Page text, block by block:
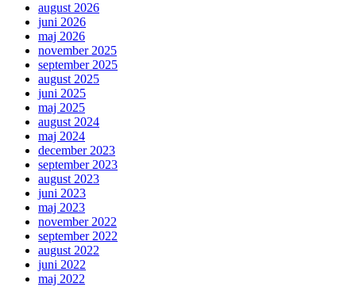
august 2026
juni 2026
maj 2026
november 2025
september 2025
august 2025
juni 2025
maj 2025
august 2024
maj 2024
december 2023
september 2023
august 2023
juni 2023
maj 2023
november 2022
september 2022
august 2022
juni 2022
maj 2022